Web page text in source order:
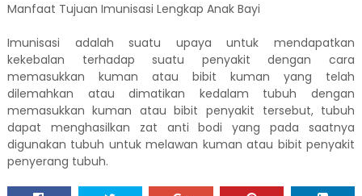
Manfaat Tujuan Imunisasi Lengkap Anak Bayi
Imunisasi adalah suatu upaya untuk mendapatkan
kekebalan terhadap suatu penyakit dengan cara
memasukkan kuman atau bibit kuman yang telah
dilemahkan atau dimatikan kedalam tubuh dengan
memasukkan kuman atau bibit penyakit tersebut, tubuh
dapat menghasilkan zat anti bodi yang pada saatnya
digunakan tubuh untuk melawan kuman atau bibit penyakit
penyerang tubuh.